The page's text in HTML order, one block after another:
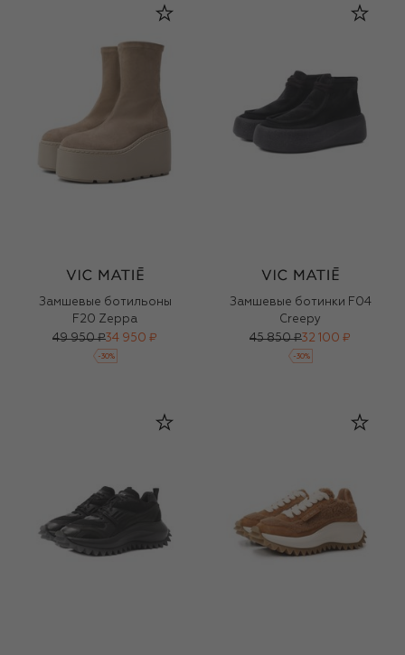
Замшевые ботильоны
F20 Zeppa
49 950 ₽34 950 ₽
-30%
Замшевые ботинки F04
Creepy
45 850 ₽32 100 ₽
-30%